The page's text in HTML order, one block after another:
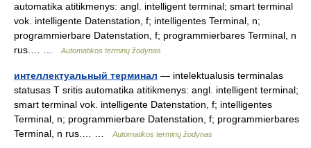
automatika atitikmenys: angl. intelligent terminal; smart terminal
vok. intelligente Datenstation, f; intelligentes Terminal, n;
programmierbare Datenstation, f; programmierbares Terminal, n
rus.… …
Automatikos terminų žodynas
интеллектуальный терминал — intelektualusis terminalas
statusas T sritis automatika atitikmenys: angl. intelligent terminal;
smart terminal vok. intelligente Datenstation, f; intelligentes
Terminal, n; programmierbare Datenstation, f; programmierbares
Terminal, n rus.… …
Automatikos terminų žodynas